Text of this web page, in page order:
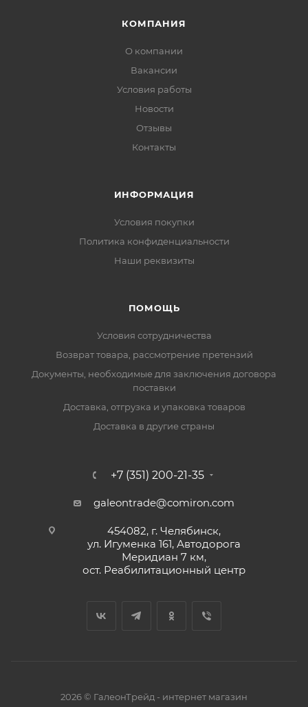
КОМПАНИЯ
О компании
Вакансии
Условия работы
Новости
Отзывы
Контакты
ИНФОРМАЦИЯ
Условия покупки
Политика конфиденциальности
Наши реквизиты
ПОМОЩЬ
Условия сотрудничества
Возврат товара, рассмотрение претензий
Документы, необходимые для заключения договора
поставки
Доставка, отгрузка и упаковка товаров
Доставка в другие страны
+7 (351) 200-21-35
galeontrade@comiron.com
454082, г. Челябинск,
ул. Игуменка 161, Автодорога
Меридиан 7 км,
ост. Реабилитационный центр
2026 © ГалеонТрейд - интернет магазин